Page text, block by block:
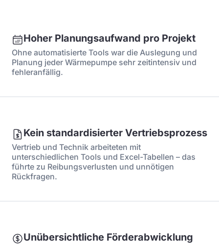
Hoher Planungsaufwand pro Projekt
Ohne automatisierte Tools war die Auslegung und
Planung jeder Wärmepumpe sehr zeitintensiv und
fehleranfällig.
Kein standardisierter Vertriebsprozess
Vertrieb und Technik arbeiteten mit
unterschiedlichen Tools und Excel-Tabellen – das
führte zu Reibungsverlusten und unnötigen
Rückfragen.
Unübersichtliche Förderabwicklung